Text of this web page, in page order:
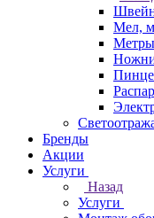
Мел,
Бренды
Акции
Услуги
Назад
Услуги